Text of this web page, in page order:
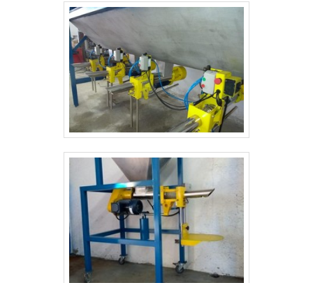
Pagamento acessível; Logística planejada para
entrega em curto prazo; Equipamentos de última
geração. QUALIDADE COMPROVADA NO SEGMENTO
Somente na Aço e Inox Barretos tem a solução ideal
para transportador esteira helicoidal. São opções
variadas que a empresa oferece, como lavador de
botas em inox e tanque de cozimento. É
reconhecida por ser uma empresa inovadora e
adquiridas porque investiu em uma estrutura que
hoje conta com escritório de alta qualidade onde são
realizadas as atividades e logística planejada para
entrega em curto prazo. Esses fatores, somados a
um time multidisciplinar de consultores associados e
profissionais qualificados, garantem o sucesso de
cada cliente de ponta a ponta.
estrutura com escritório de alta qualidade onde são
realizadas as atividades e logística planejada para
entrega em curto prazo, tudo para oferecer rosca
transportadora helicoidal preço justo com ótima
qualidade. Há muitas maneiras eficientes de uma
companhia demonstrar competência, excelência e
destaque em sua área de atuação. A Aço e Inox
Barretos se mostra referência por ter:
Colaboradores eficientes; Preço justo; Amplo
estoque de equipamentos; Atendimento
personalizado. Não obstante, quando falamos em
rosca transportadora helicoidal preço acessível,
sempre deve-se buscar uma empresa que tenha
produtos e serviços com ótima qualidade e
proteção, pontos importantes que ficam de fora no
planejamento de empresas que visam apenas o